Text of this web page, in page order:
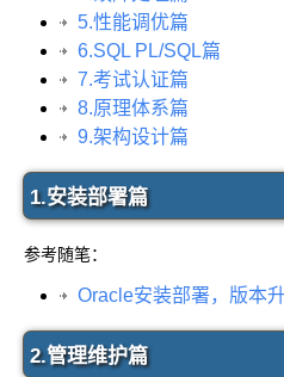
5.性能调优篇
6.SQL PL/SQL篇
7.考试认证篇
8.原理体系篇
9.架构设计篇
1.安装部署篇
参考随笔：
Oracle安装部署，版本
2.管理维护篇